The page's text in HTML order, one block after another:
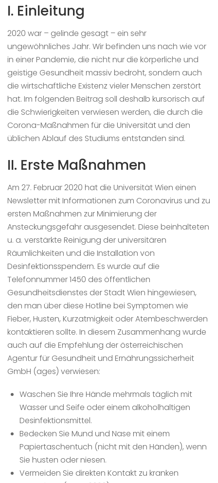
I. Einleitung
2020 war – gelinde gesagt – ein sehr
ungewöhnliches Jahr. Wir befinden uns nach wie vor
in einer Pandemie, die nicht nur die körperliche und
geistige Gesundheit massiv bedroht, sondern auch
die wirtschaftliche Existenz vieler Menschen zerstört
hat. Im folgenden Beitrag soll deshalb kursorisch auf
die Schwierigkeiten verwiesen werden, die durch die
Corona-Maßnahmen für die Universität und den
üblichen Ablauf des Studiums entstanden sind.
II. Erste Maßnahmen
Am 27. Februar 2020 hat die Universität Wien einen
Newsletter mit Informationen zum Coronavirus und zu
ersten Maßnahmen zur Minimierung der
Ansteckungsgefahr ausgesendet. Diese beinhalteten
u. a. verstärkte Reinigung der universitären
Räumlichkeiten und die Installation von
Desinfektionsspendern. Es wurde auf die
Telefonnummer 1450 des öffentlichen
Gesundheitsdienstes der Stadt Wien hingewiesen,
den man über diese Hotline bei Symptomen wie
Fieber, Husten, Kurzatmigkeit oder Atembeschwerden
kontaktieren sollte. In diesem Zusammenhang wurde
auch auf die Empfehlung der österreichischen
Agentur für Gesundheit und Ernährungssicherheit
GmbH (ages) verwiesen:
Waschen Sie Ihre Hände mehrmals täglich mit
Wasser und Seife oder einem alkoholhaltigen
Desinfektionsmittel.
Bedecken Sie Mund und Nase mit einem
Papiertaschentuch (nicht mit den Händen), wenn
Sie husten oder niesen.
Vermeiden Sie direkten Kontakt zu kranken